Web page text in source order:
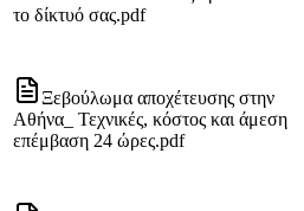
το δίκτυό σας.pdf
Ξεβούλωμα αποχέτευσης στην
Αθήνα_ Τεχνικές, κόστος και άμεση
επέμβαση 24 ώρες.pdf